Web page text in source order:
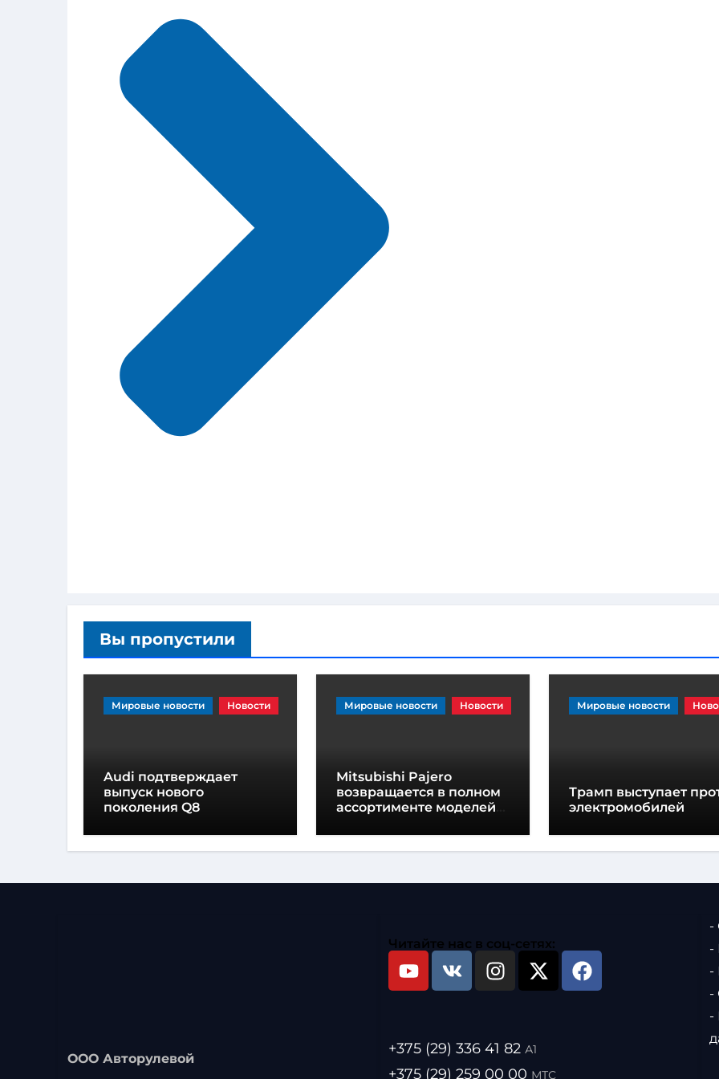
Вы пропустили
Мировые новости Новости
Audi подтверждает
выпуск нового
поколения Q8
Мировые новости Новости
Mitsubishi Pajero
возвращается в полном
ассортименте моделей
Мировые новости
Трамп выступает
электромобилей
ООО Авторулевой
Читайте нас в соц-сетях:
+375 (29) 336 41 82 А1
+375 (29) 259 00 00 МТС
-
-
-
-
-